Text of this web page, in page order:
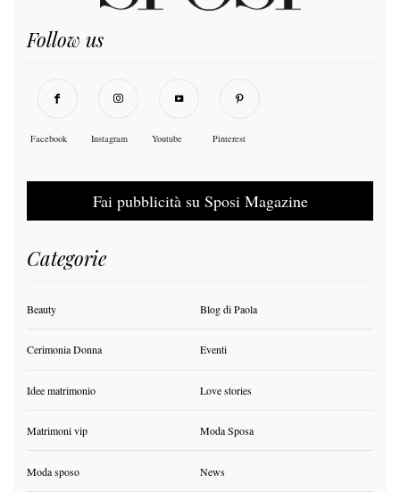
Follow us
Facebook Instagram Youtube Pinterest
Fai pubblicità su Sposi Magazine
Categorie
Beauty Blog di Paola
Cerimonia Donna Eventi
Idee matrimonio Love stories
Matrimoni vip Moda Sposa
Moda sposo News